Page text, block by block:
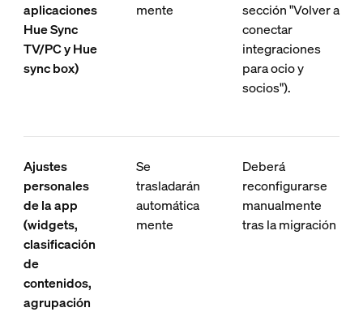
aplicaciones
Hue Sync
TV/PC y Hue
sync box)
mente
sección "Volver a
conectar
integraciones
para ocio y
socios").
Ajustes
personales
de la app
(widgets,
clasificación
de
contenidos,
agrupación
Se
trasladarán
automática
mente
Deberá
reconfigurarse
manualmente
tras la migración